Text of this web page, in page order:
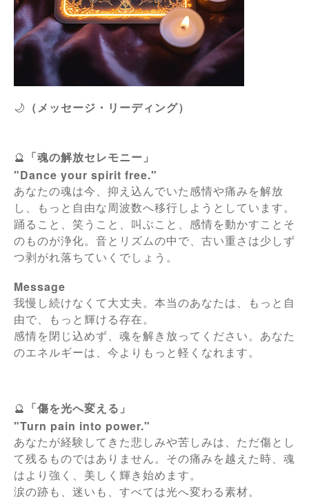
🌙 （メッセージ・リーディング）
🔮 「魂の解放セレモニー」
"Dance your spirit free."
あなたの魂は今、抑え込んでいた感情や痛みを解放
し、
もっと自由な周波数へ移行しようとしています。
踊ること、笑うこと、叫ぶこと、 感情を動かすことそ
のものが浄化。 音とリズムの中で、 古い重さは少しず
つ剥がれ落ちていくでしょう。
Message
我慢し続けなくて大丈夫。 本当のあなたは、もっと自
由で、もっと輝ける存在。
感情を閉じ込めず、 魂を解き放ってください。 あなた
のエネルギーは、今よりもっと軽くなれます。
🔮 「傷を光へ変える」
"Turn pain into power."
あなたが経験してきた悲しみや苦しみは、 ただ傷とし
て残るものではありません。 その痛みを越えた時、 魂
はより強く、美しく輝き始めます。
涙の跡も、迷いも、 すべては光へ変わる素材。